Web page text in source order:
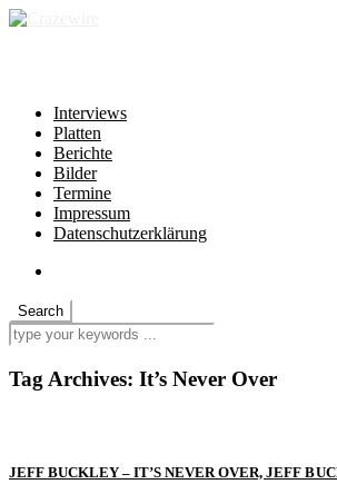
Interviews
Platten
Berichte
Bilder
Termine
Impressum
Datenschutzerklärung
Tag Archives: It’s Never Over
JEFF BUCKLEY – IT’S NEVER OVER, JEFF